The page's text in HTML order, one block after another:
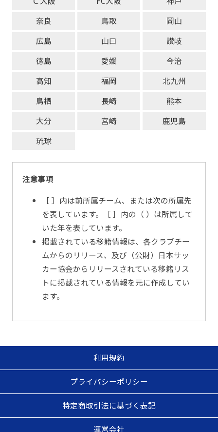
奈良
鳥取
岡山
広島
山口
讃岐
徳島
愛媛
今治
高知
福岡
北九州
鳥栖
長崎
熊本
大分
宮崎
鹿児島
琉球
注意事項
［ ］内は前所属チーム、または次の所属先
を表しています。［ ］内の（ ）は所属して
いた年を表しています。
掲載されている移籍情報は、各クラブチー
ムからのリリース、及び（公財）日本サッ
カー協会からリリースされている移籍リス
トに掲載されている情報を元に作成してい
ます。
利用規約
プライバシーポリシー
特定商取引法に基づく表記
運営会社